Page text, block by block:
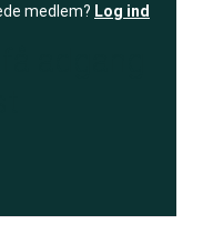
medlem? Log ind